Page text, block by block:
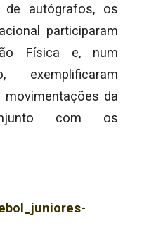
autógrafos, os
participaram
Física e, num
exemplificaram
da
com os